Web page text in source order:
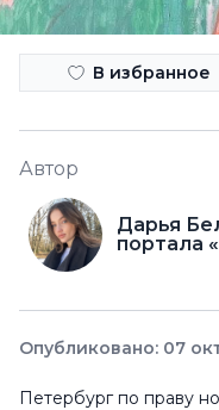
В избранное
Автор
Дарья
портала
Опубликовано: 07
Петербург по праву